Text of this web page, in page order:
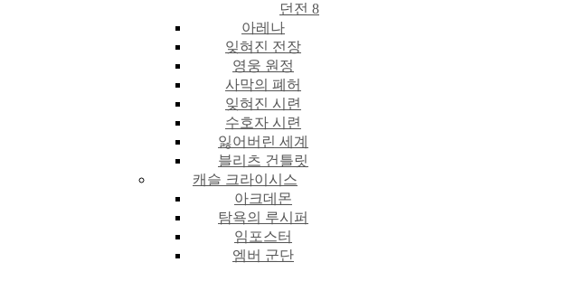
던전 8
아레나
잊혀진 전장
영웅 원정
사막의 폐허
잊혀진 시련
수호자 시련
잃어버린 세계
블리츠 건틀릿
캐슬 크라이시스
아크데몬
탐욕의 루시퍼
임포스터
엠버 군단